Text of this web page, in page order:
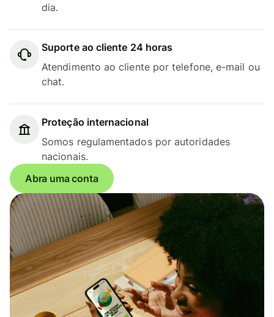
dia.
Suporte ao cliente 24 horas
Atendimento ao cliente por telefone, e-mail ou
chat.
Proteção internacional
Somos regulamentados por autoridades
nacionais.
Abra uma conta